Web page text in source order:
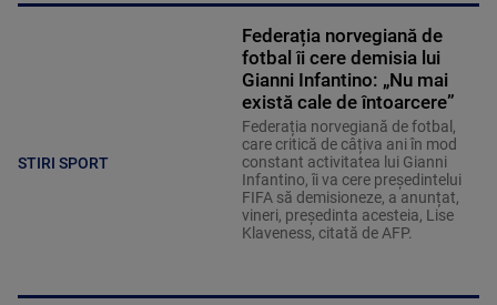
STIRI SPORT
Federația norvegiană de
fotbal îi cere demisia lui
Gianni Infantino: „Nu mai
există cale de întoarcere”
Federația norvegiană de fotbal,
care critică de câțiva ani în mod
constant activitatea lui Gianni
Infantino, îi va cere președintelui
FIFA să demisioneze, a anunțat,
vineri, președinta acesteia, Lise
Klaveness, citată de AFP.